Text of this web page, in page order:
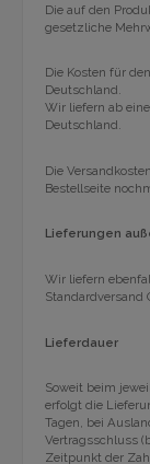
Die auf den
gesetzliche
Die Kosten für
Deutschland.
Wir liefern ab
Deutschland.
Die
Bestellseite
Lieferungen
Wir liefern
Standardversand
Lieferdauer
Soweit beim
erfolgt die
Tagen, bei
Vertragsschluss
Zeitpunkt der